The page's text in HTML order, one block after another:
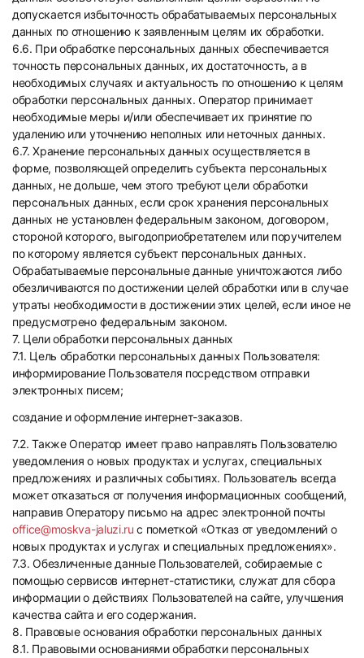
допускается избыточность обрабатываемых персональных
данных по отношению к заявленным целям их обработки.
6.6. При обработке персональных данных обеспечивается
точность персональных данных, их достаточность, а в
необходимых случаях и актуальность по отношению к целям
обработки персональных данных. Оператор принимает
необходимые меры и/или обеспечивает их принятие по
удалению или уточнению неполных или неточных данных.
6.7. Хранение персональных данных осуществляется в
форме, позволяющей определить субъекта персональных
данных, не дольше, чем этого требуют цели обработки
персональных данных, если срок хранения персональных
данных не установлен федеральным законом, договором,
стороной которого, выгодоприобретателем или поручителем
по которому является субъект персональных данных.
Обрабатываемые персональные данные уничтожаются либо
обезличиваются по достижении целей обработки или в случае
утраты необходимости в достижении этих целей, если иное не
предусмотрено федеральным законом.
7. Цели обработки персональных данных
7.1. Цель обработки персональных данных Пользователя:
информирование Пользователя посредством отправки
электронных писем;
создание и оформление интернет-заказов.
7.2. Также Оператор имеет право направлять Пользователю
уведомления о новых продуктах и услугах, специальных
предложениях и различных событиях. Пользователь всегда
может отказаться от получения информационных сообщений,
направив Оператору письмо на адрес электронной почты
office@moskva-jaluzi.ru с пометкой «Отказ от уведомлений о
новых продуктах и услугах и специальных предложениях».
7.3. Обезличенные данные Пользователей, собираемые с
помощью сервисов интернет-статистики, служат для сбора
информации о действиях Пользователей на сайте, улучшения
качества сайта и его содержания.
8. Правовые основания обработки персональных данных
8.1. Правовыми основаниями обработки персональных